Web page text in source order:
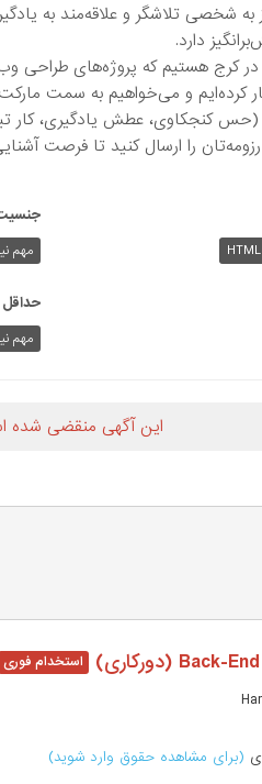
به شخصی تلاشگر و علاقه‌مند به
دارد.
کرج هستیم که پروژه‌های طراحی
و می‌خواهیم به سمت مارکت
(حس کنجکاوی، عطش یادگیری، کار
رزومه‌تان را ارسال کنید تا فرصت
HTML مهم
مهم
این آگهی منقضی شده
(برای مشاهده حقوق وارد شوید)